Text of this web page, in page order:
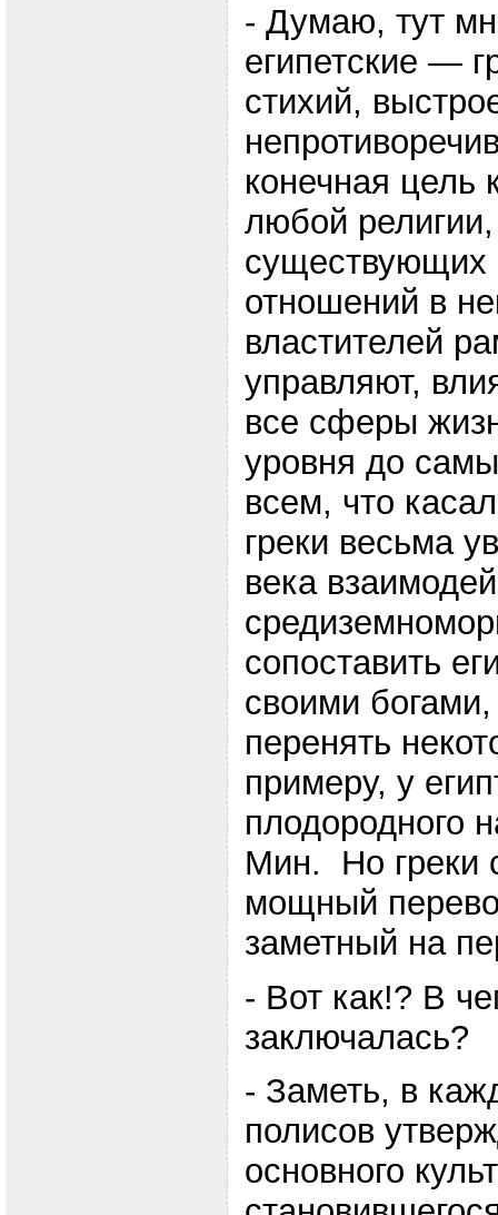
- Думаю, тут
египетские —
стихий,
конечная цель
любой
существующих
отношений в
властителей
управляют,
все сферы
уровня до
всем, что
греки весьма
века
сопоставить
своими богами,
перенять
примеру, у
плодородного
Мин. Но греки
мощный
заметный на
- Вот как!? В
заключалась?
- Заметь, в
полисов
основного